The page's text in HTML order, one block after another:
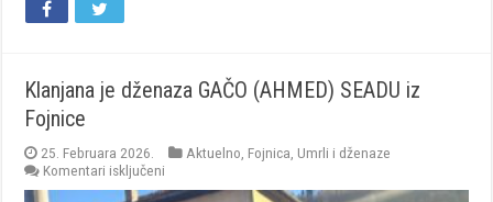
Klanjana je dženaza GAČO (AHMED) SEADU iz
Fojnice
25. Februara 2026. Aktuelno, Fojnica, Umrli i dženaze
Komentari isključeni
Klanjana